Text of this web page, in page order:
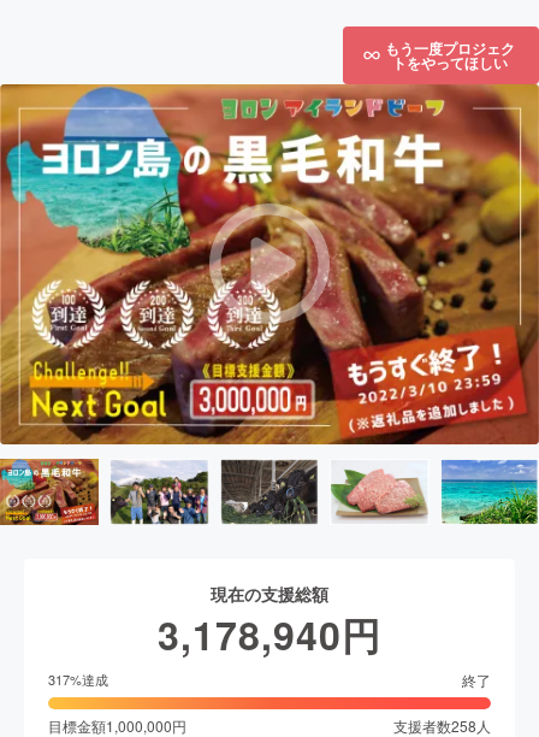
もう一度プロジェク
トをやってほしい
現在の支援総額
3,178,940円
317%達成 終了
目標金額1,000,000円 支援者数258 人